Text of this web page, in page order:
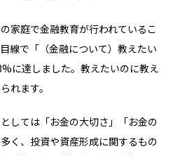
家庭で金融教育が行われているこ
線で「（金融について）教えたい
に達しました。教えたいのに教え
れます。
しては「お金の大切さ」「お金の
く、投資や資産形成に関するもの